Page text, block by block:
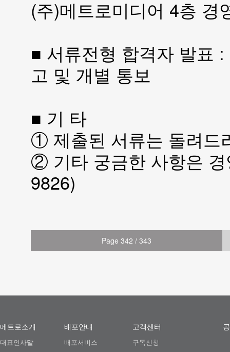
(주)메트로미디어 4층 경
■ 서류전형 합격자 발표
고 및 개별 통보
■ 기 타
① 제출된 서류는 돌려드
② 기타 궁금한 사항은
9826)
Page 342 / 343
메트로소개
대표인사말
배포안내
배포서비스
고객센터
구독신청